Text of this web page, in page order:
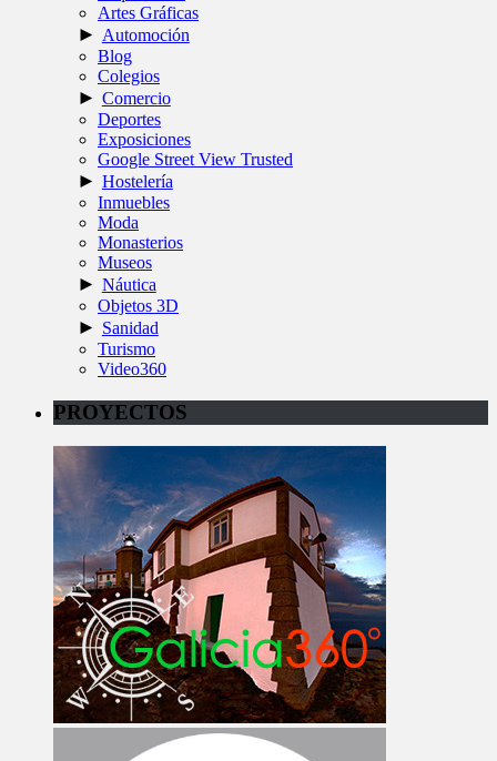
Artes Gráficas
► Automoción
Blog
Colegios
► Comercio
Deportes
Exposiciones
Google Street View Trusted
► Hostelería
Inmuebles
Moda
Monasterios
Museos
► Náutica
Objetos 3D
► Sanidad
Turismo
Video360
PROYECTOS